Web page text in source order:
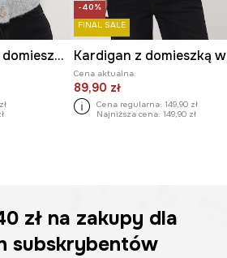
Kardigan damski z domieszką wełny
-40%
FINAL SALE
Cena aktualna:
89,90 zł
Cena regularna: 149,90 zł
Najniższa cena: 149,90 zł
zł na zakupy dla
subskrybentów